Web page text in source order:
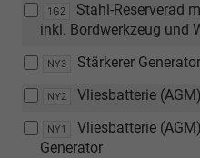
mit
1G2
Stahl-Reserverad
inkl. Bordwerkzeug und
NY3 Stärkerer Generator
NY2 Vliesbatterie (AGM)
NY1
Vliesbatterie
Generator